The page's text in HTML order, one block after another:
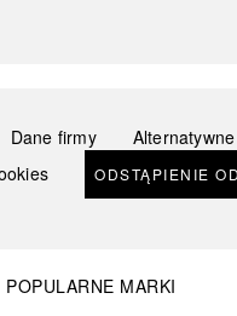
Dane firmy
ODSTĄPIENIE
POPULARNE MARKI